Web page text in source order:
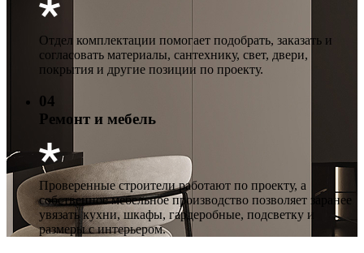
Отдел комплектации помогает подобрать, заказать и
согласовать материалы, сантехнику, свет, двери,
покрытия и другие позиции по проекту.
04
Ремонт и мебель
Проверенные строители работают по проекту, а
собственное мебельное производство позволяет заранее
увязать кухни, шкафы, гардеробные, подсветку и
размеры с интерьером.